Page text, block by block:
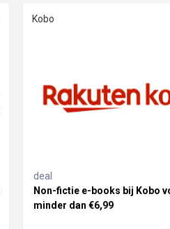
Kobo
deal
Non-fictie e-books bij Kobo
minder dan €6,99